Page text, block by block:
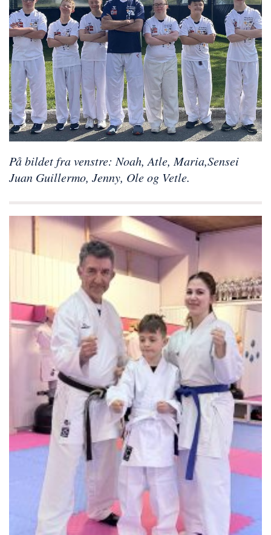
På bildet fra venstre: Noah, Atle, Maria,Sensei
Juan Guillermo, Jenny, Ole og Vetle.